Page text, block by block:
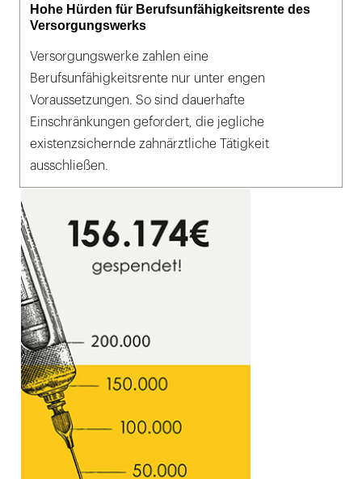
Hohe Hürden für Berufsunfähigkeitsrente des
Versorgungswerks
Versorgungswerke zahlen eine
Berufsunfähigkeitsrente nur unter engen
Voraussetzungen. So sind dauerhafte
Einschränkungen gefordert, die jegliche
existenzsichernde zahnärztliche Tätigkeit
ausschließen.